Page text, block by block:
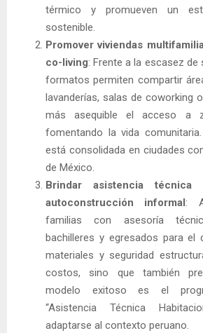
térmico y promueven un
sostenible.
Promover viviendas
co-living: Frente a la escasez
formatos permiten compartir
lavanderías, salas de coworking
más asequible el acceso a
fomentando la vida
está consolidada en ciudades
de México.
Brindar asistencia
autoconstrucción informal:
familias con asesoría
bachilleres y egresados para el
materiales y seguridad
costos, sino que también
modelo exitoso es el
“Asistencia Técnica
adaptarse al contexto peruano.